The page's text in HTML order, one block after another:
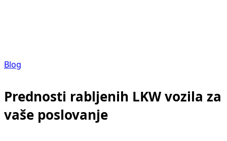
Blog
Prednosti rabljenih LKW vozila za
vaše poslovanje